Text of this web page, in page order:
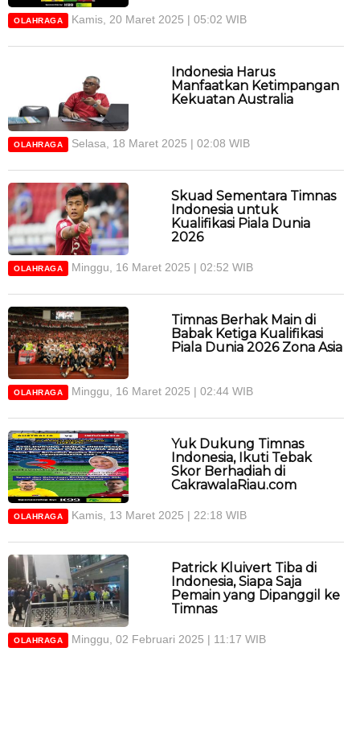
OLAHRAGA Kamis, 20 Maret 2025 | 05:02 WIB
Indonesia Harus
Manfaatkan Ketimpangan
Kekuatan Australia
OLAHRAGA Selasa, 18 Maret 2025 | 02:08 WIB
Skuad Sementara Timnas
Indonesia untuk
Kualifikasi Piala Dunia
2026
OLAHRAGA Minggu, 16 Maret 2025 | 02:52 WIB
Timnas Berhak Main di
Babak Ketiga Kualifikasi
Piala Dunia 2026 Zona Asia
OLAHRAGA Minggu, 16 Maret 2025 | 02:44 WIB
Yuk Dukung Timnas
Indonesia, Ikuti Tebak
Skor Berhadiah di
CakrawalaRiau.com
OLAHRAGA Kamis, 13 Maret 2025 | 22:18 WIB
Patrick Kluivert Tiba di
Indonesia, Siapa Saja
Pemain yang Dipanggil ke
Timnas
OLAHRAGA Minggu, 02 Februari 2025 | 11:17 WIB